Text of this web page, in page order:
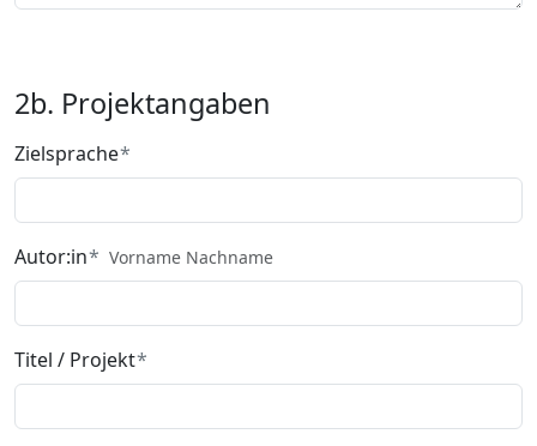
2b. Projektangaben
Zielsprache
Autor:in Vorname Nachname
Titel / Projekt